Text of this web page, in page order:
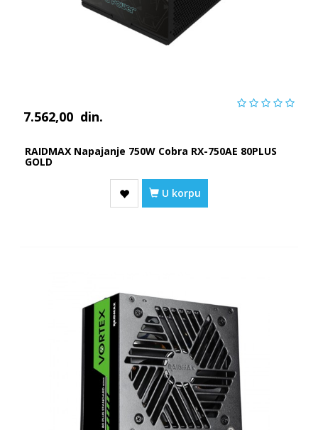
7.562,00 din.
RAIDMAX Napajanje 750W Cobra RX-750AE 80PLUS
GOLD
U korpu